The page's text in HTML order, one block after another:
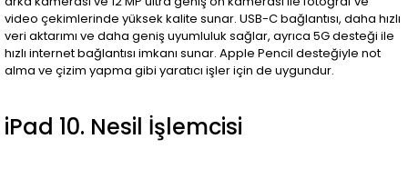
video çekimlerinde yüksek kalite sunar. USB-C bağlantısı, daha hızlı
veri aktarımı ve daha geniş uyumluluk sağlar, ayrıca 5G desteği ile
hızlı internet bağlantısı imkanı sunar. Apple Pencil desteğiyle not
alma ve çizim yapma gibi yaratıcı işler için de uygundur.
iPad 10. Nesil İşlemcisi